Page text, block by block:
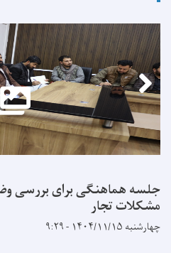
جلسه هماهنگی برای بررسی
مشکلات تجار
چهارشنبه ۱۴۰۴/۱۱/۱۵ - ۹:۲۹